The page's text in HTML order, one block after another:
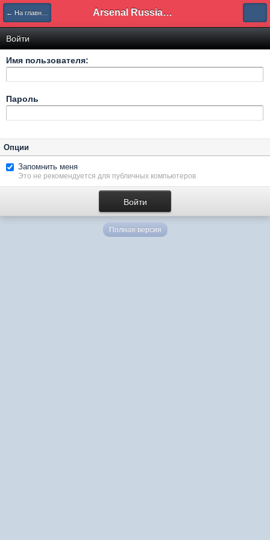
← На главную Arsenal Russian Speaking Supporters Club
Войти
Имя пользователя:
Пароль
Опции
Запомнить меня
Это не рекомендуется для публичных компьютеров
Полная версия